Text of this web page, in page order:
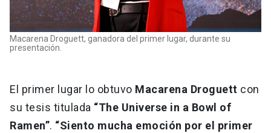
Macarena Droguett, ganadora del primer lugar, durante su
presentación.
El primer lugar lo obtuvo Macarena Droguett con
su tesis titulada “The Universe in a Bowl of
Ramen”. “Siento mucha emoción por el primer